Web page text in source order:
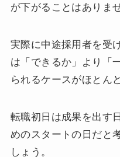
が下がることはありま
実際に中途採用者を受
は「できるか」より「
られるケースがほとん
転職初日は成果を出す
めのスタートの日だと
しょう。